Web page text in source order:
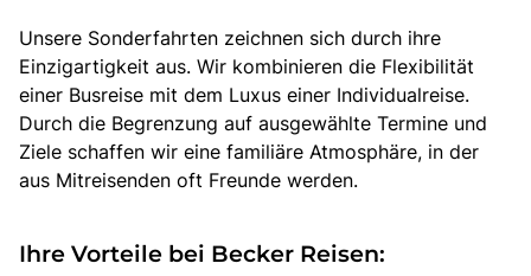
Unsere Sonderfahrten zeichnen sich durch ihre
Einzigartigkeit aus. Wir kombinieren die Flexibilität
einer Busreise mit dem Luxus einer Individualreise.
Durch die Begrenzung auf ausgewählte Termine und
Ziele schaffen wir eine familiäre Atmosphäre, in der
aus Mitreisenden oft Freunde werden.
Ihre Vorteile bei Becker Reisen: